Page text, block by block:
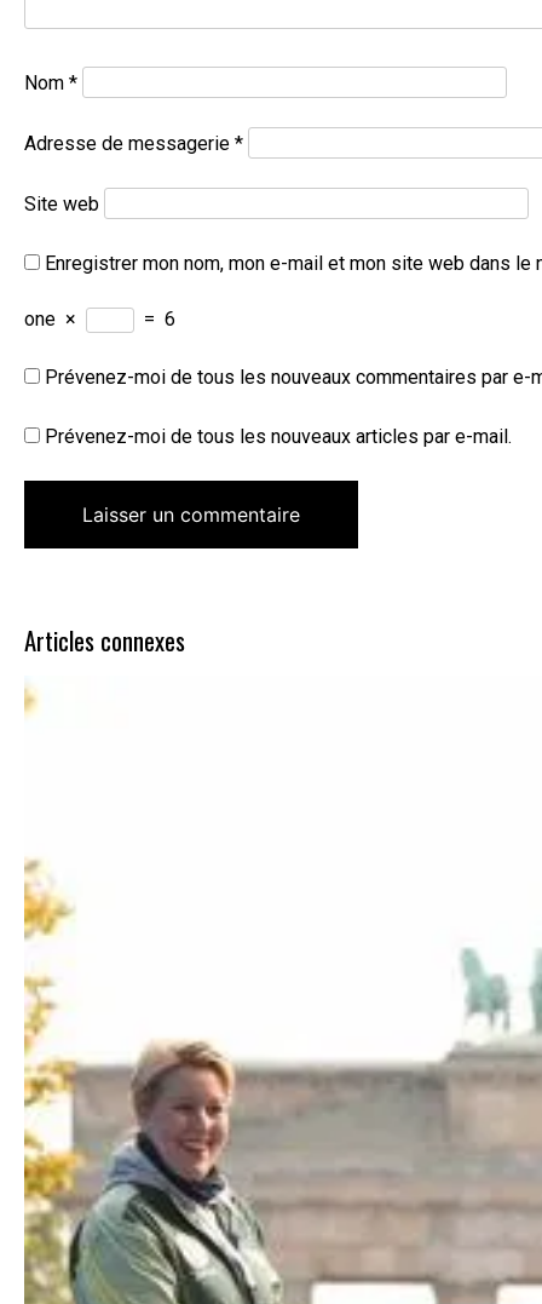
Nom *
Adresse de messagerie *
Site web
Enregistrer mon nom, mon e-mail et mon site web dans le
one × = 6
Prévenez-moi de tous les nouveaux commentaires par e-
Prévenez-moi de tous les nouveaux articles par e-mail.
Articles connexes